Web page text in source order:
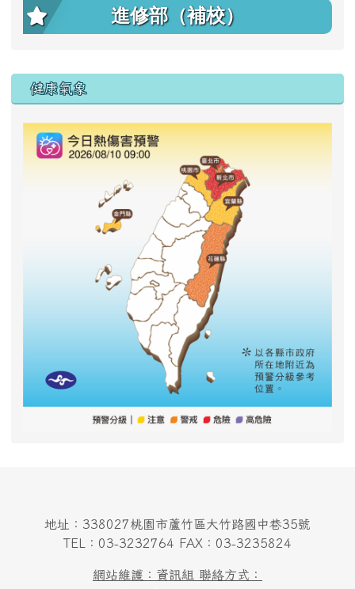
進修部（補校）
右邊區域內容
健康氣象
地址：338027桃園市蘆竹區大竹路國中巷35號
TEL：03-3232764 FAX：03-3235824
網站維護：資訊組 聯絡方式：